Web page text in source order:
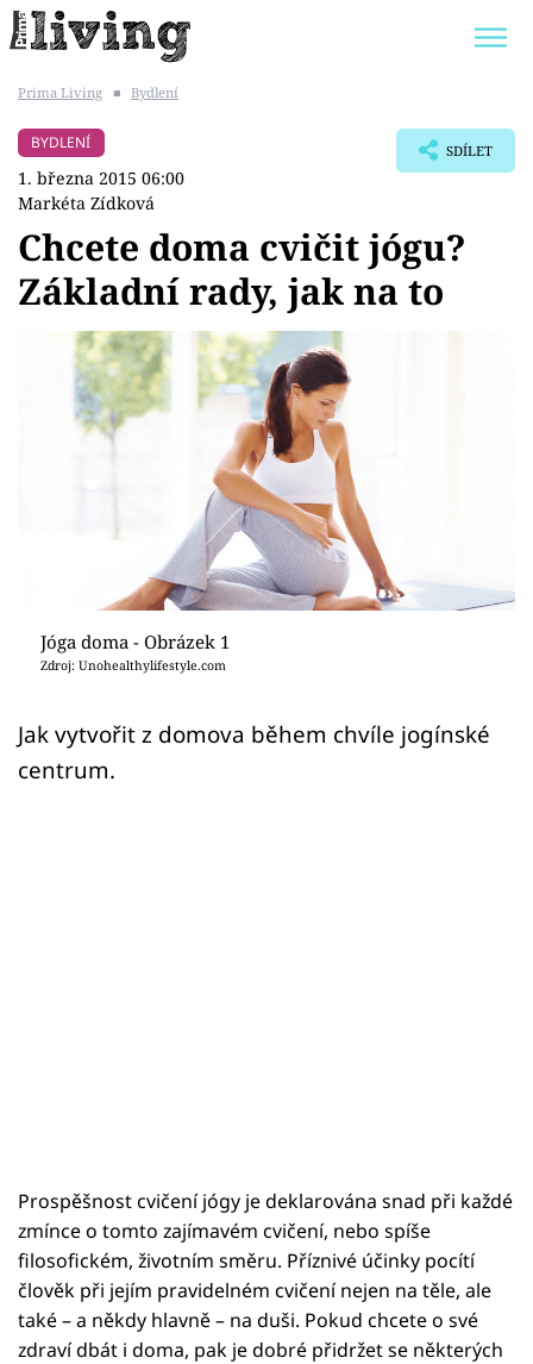
BYDLENÍ SLAVNÝCH
Témata
Bydlení
Zahrada
Sledujte prima+
Přihlášení
Prima Living ■ Bydlení
BYDLENÍ
1. března 2015 06:00
Markéta Zídková
SDÍLET
Chcete doma cvičit jógu?
Základní rady, jak na to
Jóga doma - Obrázek 1
Zdroj: Unohealthylifestyle.com
Jak vytvořit z domova během chvíle jogínské
centrum.
Prospěšnost cvičení jógy je deklarována snad při každé
zmínce o tomto zajímavém cvičení, nebo spíše
filosofickém, životním směru. Příznivé účinky pocítí
člověk při jejím pravidelném cvičení nejen na těle, ale
také – a někdy hlavně – na duši. Pokud chcete o své
zdraví dbát i doma, pak je dobré přidržet se některých